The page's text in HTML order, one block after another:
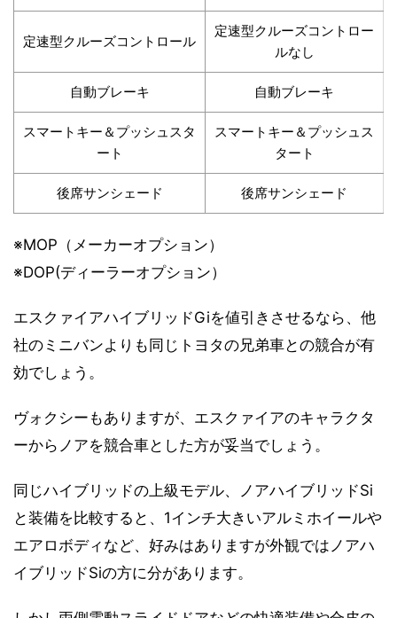
定速型クルーズコントロール
定速型クルーズコントロー
ルなし
自動ブレーキ 自動ブレーキ
スマートキー＆プッシュスタ
ート
スマートキー＆プッシュス
タート
後席サンシェード 後席サンシェード
※MOP（メーカーオプション）
※DOP(ディーラーオプション）
エスクァイアハイブリッドGiを値引きさせるなら、他
社のミニバンよりも同じトヨタの兄弟車との競合が有
効でしょう。
ヴォクシーもありますが、エスクァイアのキャラクタ
ーからノアを競合車とした方が妥当でしょう。
同じハイブリッドの上級モデル、ノアハイブリッドSi
と装備を比較すると、1インチ大きいアルミホイールや
エアロボディなど、好みはありますが外観ではノアハ
イブリッドSiの方に分があります。